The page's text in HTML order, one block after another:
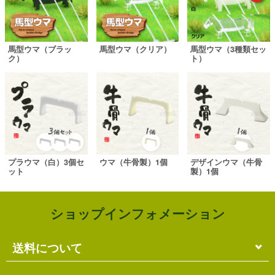
馬型ウマ（ブラッ
ク）
馬型ウマ（クリア）
馬型ウマ（3種類セッ
ト）
プラウマ（白）3個セ
ット
ウマ（牛骨製）1個
デザインウマ（牛骨
製）1個
ショップインフォメーション
送料について